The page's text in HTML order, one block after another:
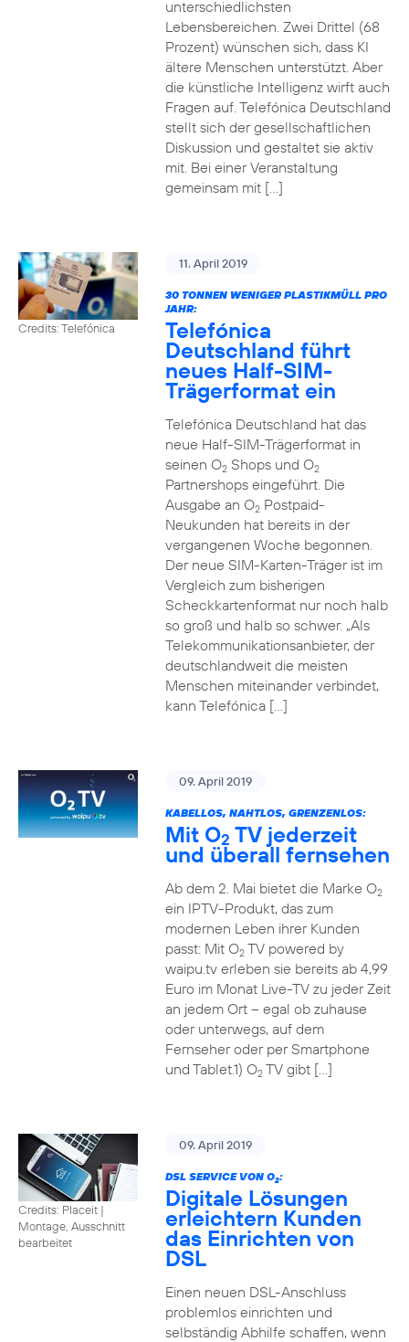
unterschiedlichsten
Lebensbereichen. Zwei Drittel (68
Prozent) wünschen sich, dass KI
ältere Menschen unterstützt. Aber
die künstliche Intelligenz wirft auch
Fragen auf. Telefónica Deutschland
stellt sich der gesellschaftlichen
Diskussion und gestaltet sie aktiv
mit. Bei einer Veranstaltung
gemeinsam mit […]
Credits: Telefónica
11. April 2019
30 TONNEN WENIGER PLASTIKMÜLL PRO
JAHR:
Telefónica
Deutschland führt
neues Half-SIM-
Trägerformat ein
Telefónica Deutschland hat das
neue Half-SIM-Trägerformat in
seinen O2Shops und O2
Partnershops eingeführt. Die
Ausgabe an O2Postpaid-
Neukunden hat bereits in der
vergangenen Woche begonnen.
Der neue SIM-Karten-Träger ist im
Vergleich zum bisherigen
Scheckkartenformat nur noch halb
so groß und halb so schwer. „Als
Telekommunikationsanbieter, der
deutschlandweit die meisten
Menschen miteinander verbindet,
kann Telefónica […]
09. April 2019
KABELLOS, NAHTLOS, GRENZENLOS:
Mit O2 TV jederzeit
und überall fernsehen
Ab dem 2. Mai bietet die Marke O2
ein IPTV-Produkt, das zum
modernen Leben ihrer Kunden
passt: Mit O2TV powered by
waipu.tv erleben sie bereits ab 4,99
Euro im Monat Live-TV zu jeder Zeit
an jedem Ort – egal ob zuhause
oder unterwegs, auf dem
Fernseher oder per Smartphone
und Tablet.1) O2TV gibt […]
Credits: Placeit |
Montage, Ausschnitt
bearbeitet
09. April 2019
DSL SERVICE VON O2:
Digitale Lösungen
erleichtern Kunden
das Einrichten von
DSL
Einen neuen DSL-Anschluss
problemlos einrichten und
selbständig Abhilfe schaffen, wenn